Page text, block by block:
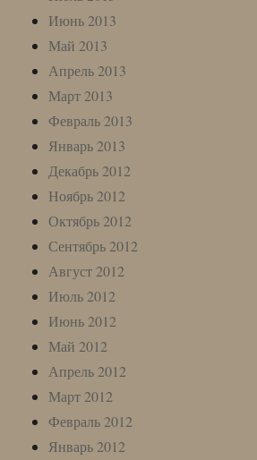
Июнь 2013
Май 2013
Апрель 2013
Март 2013
Февраль 2013
Январь 2013
Декабрь 2012
Ноябрь 2012
Октябрь 2012
Сентябрь 2012
Август 2012
Июль 2012
Июнь 2012
Май 2012
Апрель 2012
Март 2012
Февраль 2012
Январь 2012